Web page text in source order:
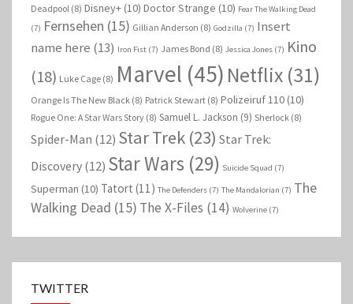
Deadpool (8) Disney+ (10) Doctor Strange (10) Fear The Walking Dead
(7) Fernsehen (15) Gillian Anderson (8) Godzilla (7) Insert
name here (13) Iron Fist (7) James Bond (8) Jessica Jones (7) Kino
(18) Luke Cage (8) Marvel (45) Netflix (31)
Orange Is The New Black (8) Patrick Stewart (8) Polizeiruf 110 (10)
Rogue One: A Star Wars Story (8) Samuel L. Jackson (9) Sherlock (8)
Spider-Man (12) Star Trek (23) Star Trek:
Discovery (12) Star Wars (29) Suicide Squad (7)
Superman (10) Tatort (11) The Defenders (7) The Mandalorian (7) The
Walking Dead (15) The X-Files (14) Wolverine (7)
TWITTER